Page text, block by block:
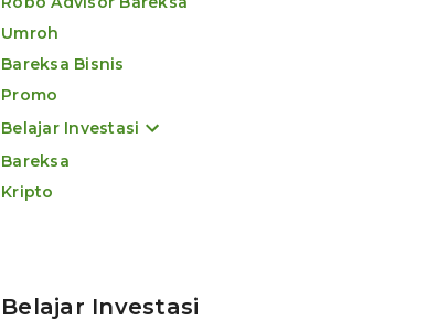
Umroh
Bareksa Bisnis
Promo
Belajar Investasi
Bareksa
Kripto
Belajar Investasi